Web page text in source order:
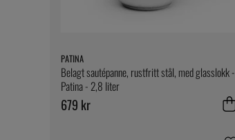
PATINA
Belagt sautépanne, rustfritt stål, med glasslokk -
Patina - 2,8 liter
679 kr